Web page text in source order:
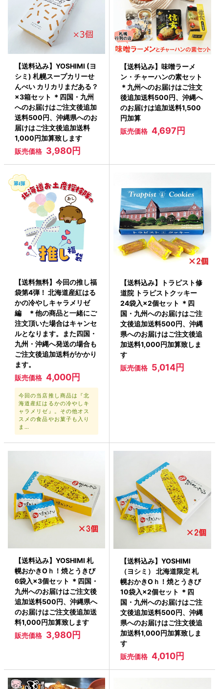
【送料込み】YOSHIMI (ヨ
シミ) 札幌スープカリーせ
んべい カリカリまだある？
×3箱セット ＊四国・九州
へのお届けはご注文後追加
送料500円、沖縄県へのお
届けはご注文後追加送料
1,000円加算致します
販売価格 3,980円
【送料込み】味噌ラーメ
ン・チャーハンの素セット
＊九州へのお届けはご注文
後追加送料500円、沖縄へ
のお届けは追加送料1,500
円加算
販売価格 4,697円
【送料無料】今回の推し福
袋第4弾！ 北海道産紅はる
かの冷やしキャラメリゼ
編 ＊他の商品と一緒にご
注文頂いた場合はキャンセ
ルとなります。また四国・
九州・沖縄へ発送の場合も
ご注文後追加送料がかかり
ます。
販売価格 4,000円
今回の当店推し商品は『北
海道産紅はるかの冷やしキ
ャラメリゼ』。その他オス
スメの食品やお菓子も入り
ま…
【送料込み】トラピスト修
道院 トラピストクッキー
24袋入×2個セット ＊四
国・九州へのお届けはご注
文後追加送料500円、沖縄
県へのお届けはご注文後追
加送料1,000円加算致しま
す
販売価格 5,014円
【送料込み】YOSHIMI 札
幌おかきOｈ！焼とうきび
6袋入×3個セット ＊四国・
九州へのお届けはご注文後
追加送料500円、沖縄県へ
のお届けはご注文後追加送
料1,000円加算致します
販売価格 3,980円
【送料込み】YOSHIMI
（ヨシミ） 北海道限定 札
幌おかきOｈ！焼とうきび
10袋入×2個セット ＊四
国・九州へのお届けはご注
文後追加送料500円、沖縄
県へのお届けはご注文後追
加送料1,000円加算致しま
す
販売価格 4,010円